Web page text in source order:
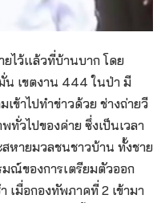
ไว้แล้วที่บ้านบาก โดย
น เขตงาน 444 ในป่า มี
ข้าไปทำข่าวด้วย ช่างถ่ายวี
วไปของค่าย ซึ่งเป็นเวลา
หายมวลชนชาวบ้าน ทั้งชาย
ณ์ของการเตรียมตัวออก
เมื่อกองทัพภาคที่ 2 เข้ามา